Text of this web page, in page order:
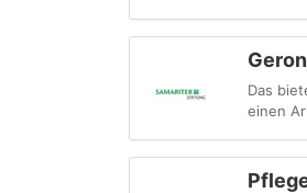
Das
einen